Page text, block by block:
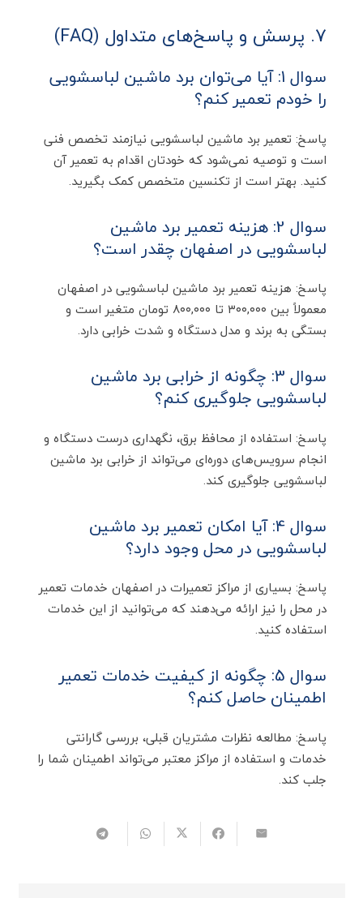
7. پرسش و پاسخ‌های متداول (FAQ)
سوال 1: آیا می‌توان برد ماشین لباسشویی
را خودم تعمیر کنم؟
پاسخ: تعمیر برد ماشین لباسشویی نیازمند تخصص فنی
است و توصیه نمی‌شود که خودتان اقدام به تعمیر آن
کنید. بهتر است از تکنسین متخصص کمک بگیرید.
سوال 2: هزینه تعمیر برد ماشین
لباسشویی در اصفهان چقدر است؟
پاسخ: هزینه تعمیر برد ماشین لباسشویی در اصفهان
معمولاً بین ۳۰۰,۰۰۰ تا ۸۰۰,۰۰۰ تومان متغیر است و
بستگی به برند و مدل دستگاه و شدت خرابی دارد.
سوال 3: چگونه از خرابی برد ماشین
لباسشویی جلوگیری کنم؟
پاسخ: استفاده از محافظ برق، نگهداری درست دستگاه و
انجام سرویس‌های دوره‌ای می‌تواند از خرابی برد ماشین
لباسشویی جلوگیری کند.
سوال 4: آیا امکان تعمیر برد ماشین
لباسشویی در محل وجود دارد؟
پاسخ: بسیاری از مراکز تعمیرات در اصفهان خدمات تعمیر
در محل را نیز ارائه می‌دهند که می‌توانید از این خدمات
استفاده کنید.
سوال 5: چگونه از کیفیت خدمات تعمیر
اطمینان حاصل کنم؟
پاسخ: مطالعه نظرات مشتریان قبلی، بررسی گارانتی
خدمات و استفاده از مراکز معتبر می‌تواند اطمینان شما را
جلب کند.